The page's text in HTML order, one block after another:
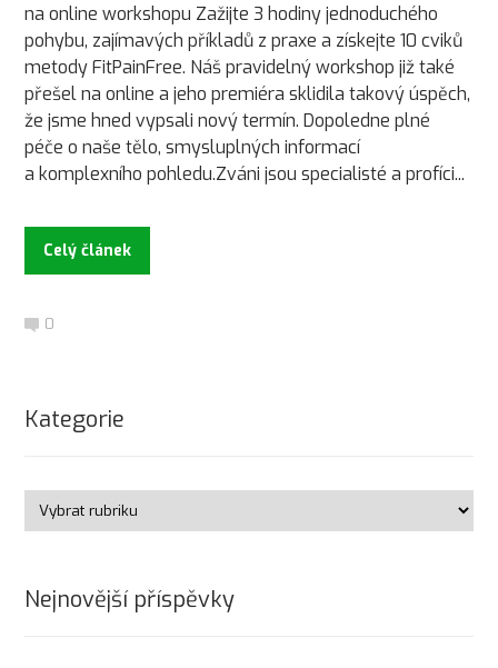
na online workshopu Zažijte 3 hodiny jednoduchého
pohybu, zajímavých příkladů z praxe a získejte 10 cviků
metody FitPainFree. Náš pravidelný workshop již také
přešel na online a jeho premiéra sklidila takový úspěch,
že jsme hned vypsali nový termín. Dopoledne plné
péče o naše tělo, smysluplných informací
a komplexního pohledu.Zváni jsou specialisté a profíci...
Celý článek
0
Kategorie
Nejnovější příspěvky